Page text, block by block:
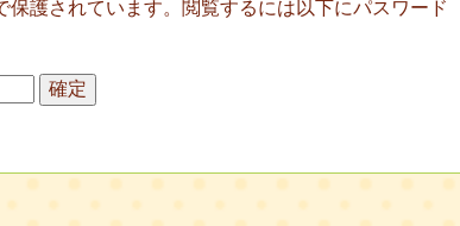
保護されています。閲覧するには以下にパスワード